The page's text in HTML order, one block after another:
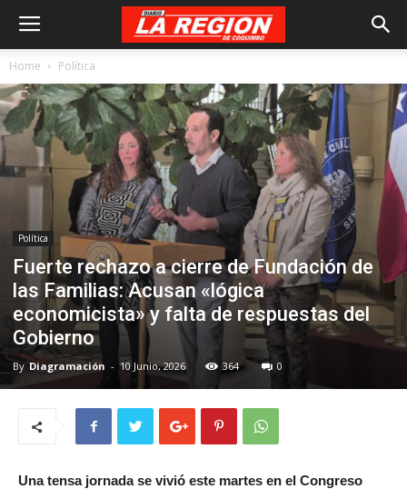
Home Política
Política
Fuerte rechazo a cierre de Fundación de
las Familias: Acusan «lógica
economicista» y falta de respuestas del
Gobierno
By Diagramación - 10 Junio, 2026 364 0
Una tensa jornada se vivió este martes en el Congreso